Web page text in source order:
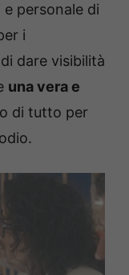
personale di
i
dare visibilità
una vera e
di tutto per